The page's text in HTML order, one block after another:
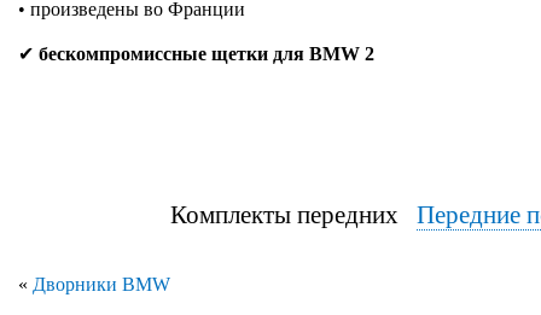
• произведены во Франции
✔ бескомпромиссные щетки для BMW 2
Комплекты передних Передние
« Дворники BMW